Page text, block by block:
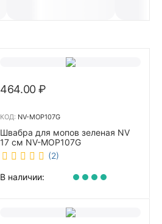
464.00₽
КОД: NV-MOP107G
Швабра для мопов зеленая NV
17 см NV-MOP107G
(2)
В наличии: